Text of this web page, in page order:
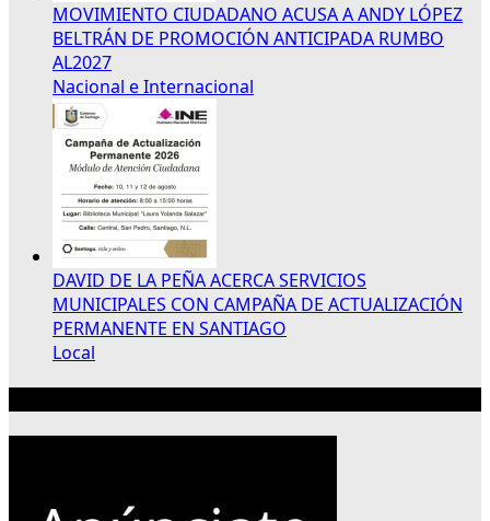
MOVIMIENTO CIUDADANO ACUSA A ANDY LÓPEZ
BELTRÁN DE PROMOCIÓN ANTICIPADA RUMBO
AL2027
Nacional e Internacional
DAVID DE LA PEÑA ACERCA SERVICIOS
MUNICIPALES CON CAMPAÑA DE ACTUALIZACIÓN
PERMANENTE EN SANTIAGO
Local